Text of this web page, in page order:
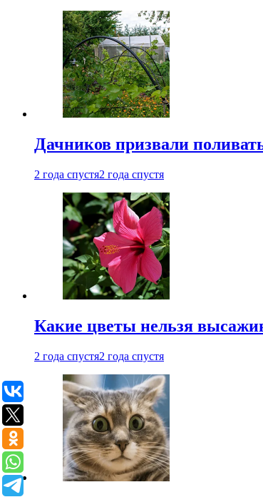
Дачников призвали
2 года спустя2 года спустя
Какие цветы нельзя
2 года спустя2 года спустя